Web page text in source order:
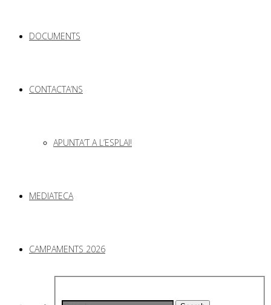
DOCUMENTS
CONTACTA’NS
APUNTA’T A L’ESPLAI!
MEDIATECA
CAMPAMENTS 2026